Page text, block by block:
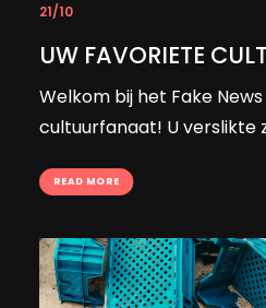
21/10
UW FAVORIETE
Welkom bij het Fake
cultuurfanaat! U verslikte
READ MORE